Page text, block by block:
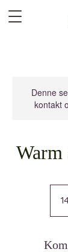
Denne
kontakt
Warm
kroner